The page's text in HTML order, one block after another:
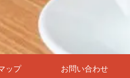
ップ お問い合わせ